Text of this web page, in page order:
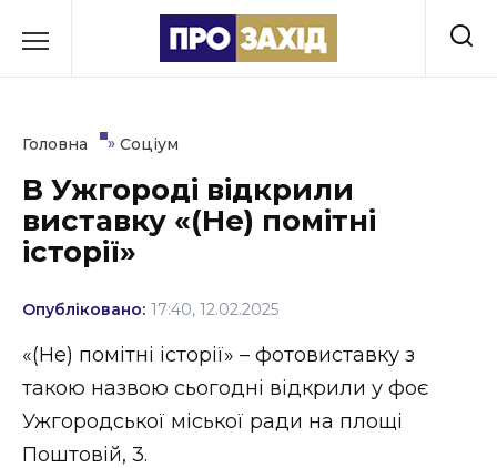
до
Культура
Освіта
Події
Політика
Соціум
Головна » Соціум
В Ужгороді відкрили
виставку «(Не) помітні
історії»
Опубліковано: 17:40, 12.02.2025
«(Не) помітні історії» – фотовиставку з
такою назвою сьогодні відкрили у фоє
Ужгородської міської ради на площі
Поштовій, 3.